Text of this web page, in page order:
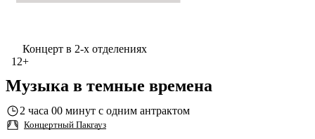
Концерт в 2-х отделениях
12+
Музыка в темные времена
2 часа 00 минут с одним антрактом
Концертный Пакгауз